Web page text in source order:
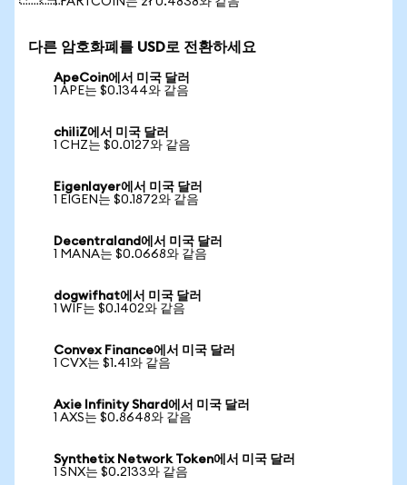
다른 암호화폐를 USD로 전환하세요
ApeCoin에서 미국 달러
1 APE는 $0.1344와 같음
chiliZ에서 미국 달러
1 CHZ는 $0.0127와 같음
Eigenlayer에서 미국 달러
1 EIGEN는 $0.1872와 같음
Decentraland에서 미국 달러
1 MANA는 $0.0668와 같음
dogwifhat에서 미국 달러
1 WIF는 $0.1402와 같음
Convex Finance에서 미국 달러
1 CVX는 $1.41와 같음
Axie Infinity Shard에서 미국 달러
1 AXS는 $0.8648와 같음
Synthetix Network Token에서 미국 달러
1 SNX는 $0.2133와 같음